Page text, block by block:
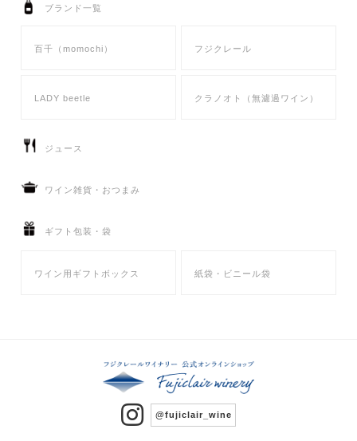
ブランド一覧
百千（momochi） フジクレール
LADY beetle クラノオト（無濾過ワイン）
ジュース
ワイン雑貨・おつまみ
ギフト包装・袋
ワイン用ギフトボックス 紙袋・ビニール袋
@fujiclair_wine